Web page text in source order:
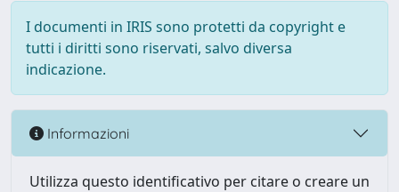
I documenti in IRIS sono protetti da copyright e
tutti i diritti sono riservati, salvo diversa
indicazione.
Informazioni
Utilizza questo identificativo per citare o creare un